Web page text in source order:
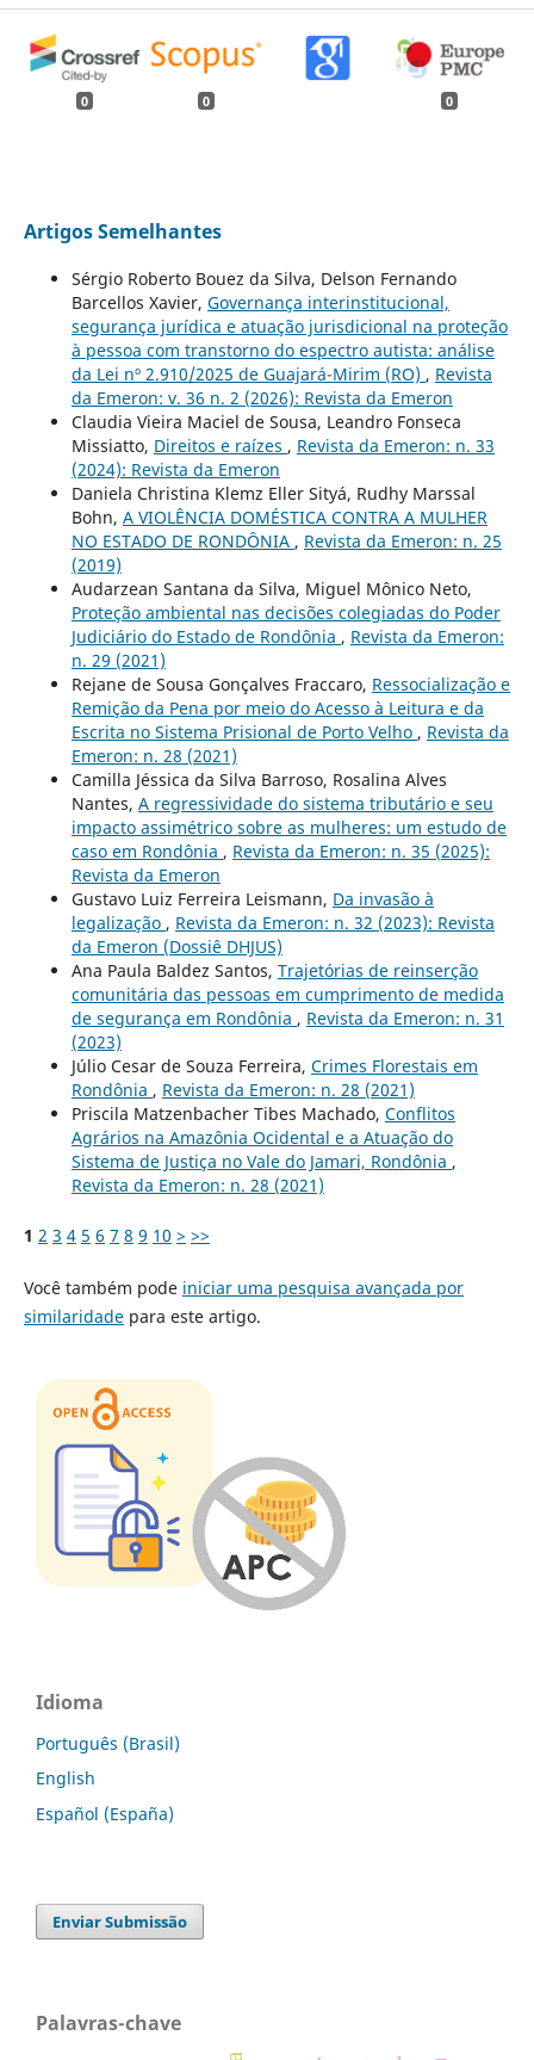
0 0 0
Artigos Semelhantes
Sérgio Roberto Bouez da Silva, Delson Fernando
Barcellos Xavier, Governança interinstitucional,
segurança jurídica e atuação jurisdicional na proteção
à pessoa com transtorno do espectro autista: análise
da Lei nº 2.910/2025 de Guajará-Mirim (RO) , Revista
da Emeron: v. 36 n. 2 (2026): Revista da Emeron
Claudia Vieira Maciel de Sousa, Leandro Fonseca
Missiatto, Direitos e raízes , Revista da Emeron: n. 33
(2024): Revista da Emeron
Daniela Christina Klemz Eller Sityá, Rudhy Marssal
Bohn, A VIOLÊNCIA DOMÉSTICA CONTRA A MULHER
NO ESTADO DE RONDÔNIA , Revista da Emeron: n. 25
(2019)
Audarzean Santana da Silva, Miguel Mônico Neto,
Proteção ambiental nas decisões colegiadas do Poder
Judiciário do Estado de Rondônia , Revista da Emeron:
n. 29 (2021)
Rejane de Sousa Gonçalves Fraccaro, Ressocialização e
Remição da Pena por meio do Acesso à Leitura e da
Escrita no Sistema Prisional de Porto Velho , Revista da
Emeron: n. 28 (2021)
Camilla Jéssica da Silva Barroso, Rosalina Alves
Nantes, A regressividade do sistema tributário e seu
impacto assimétrico sobre as mulheres: um estudo de
caso em Rondônia , Revista da Emeron: n. 35 (2025):
Revista da Emeron
Gustavo Luiz Ferreira Leismann, Da invasão à
legalização , Revista da Emeron: n. 32 (2023): Revista
da Emeron (Dossiê DHJUS)
Ana Paula Baldez Santos, Trajetórias de reinserção
comunitária das pessoas em cumprimento de medida
de segurança em Rondônia , Revista da Emeron: n. 31
(2023)
Júlio Cesar de Souza Ferreira, Crimes Florestais em
Rondônia , Revista da Emeron: n. 28 (2021)
Priscila Matzenbacher Tibes Machado, Conflitos
Agrários na Amazônia Ocidental e a Atuação do
Sistema de Justiça no Vale do Jamari, Rondônia ,
Revista da Emeron: n. 28 (2021)
1 2 3 4 5 6 7 8 9 10 > >>
Você também pode iniciar uma pesquisa avançada por
similaridadepara este artigo.
Idioma
Português (Brasil)
English
Español (España)
Enviar Submissão
Palavras-chave